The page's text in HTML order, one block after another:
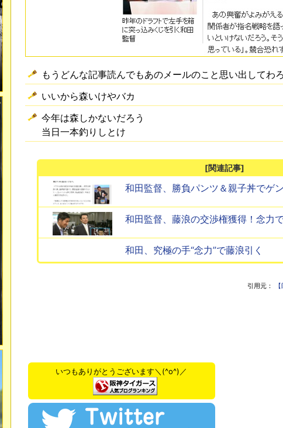
もうどんな記事読んでもあのメールのこと思い出してわ
いいから森いけやバカ
今年は森しかないだろう
当日一本釣りしとけ
[関連記事]
和田監督、勝負パンツ＆親子丼でゲ
和田監督、藤浪の交渉権獲得！念力
和田、究極の手“念力”で藤浪引く
引用元：
いつもありがとうございます＼(^o^)／